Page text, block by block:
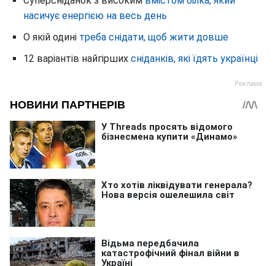
насичує енергією на весь день
О якій одині треба снідати, щоб жити довше
12 варіантів найгірших сніданків, які їдять українці